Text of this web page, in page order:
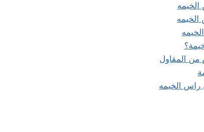
من المقاول
راس الخيمه